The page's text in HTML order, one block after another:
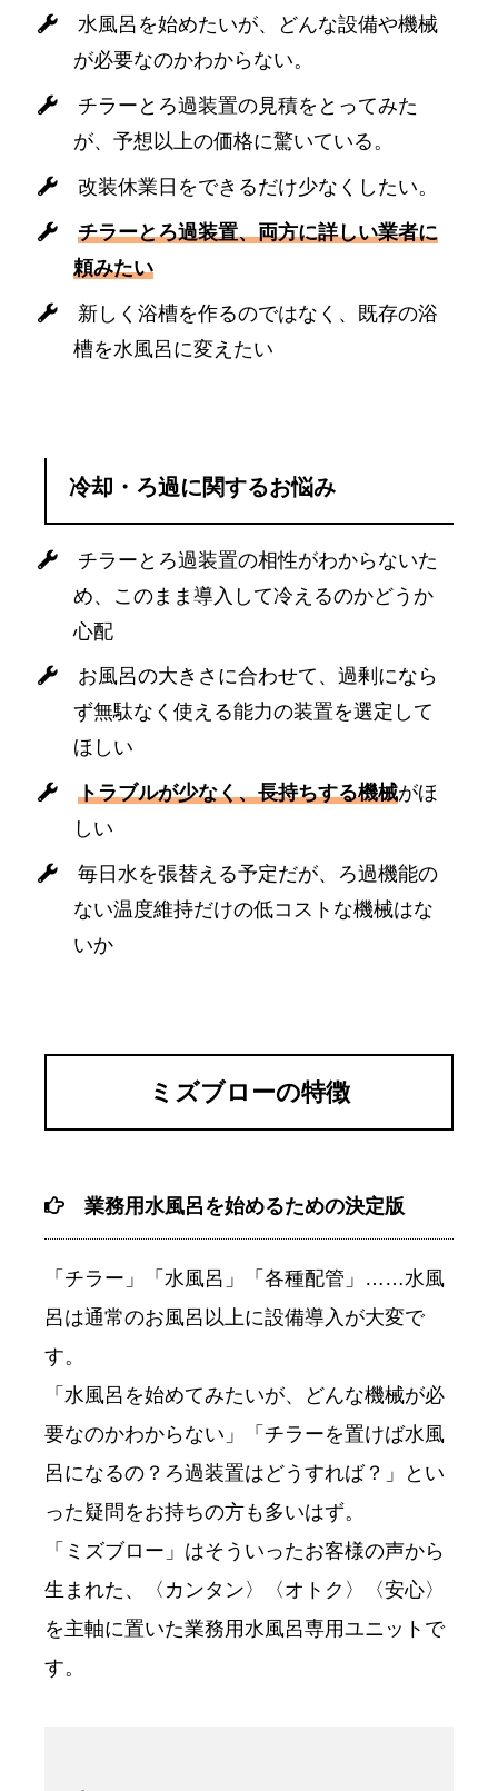
水風呂を始めたいが、どんな設備や機械
が必要なのかわからない。
チラーとろ過装置の見積をとってみた
が、予想以上の価格に驚いている。
改装休業日をできるだけ少なくしたい。
チラーとろ過装置、両方に詳しい業者に
頼みたい
新しく浴槽を作るのではなく、既存の浴
槽を水風呂に変えたい
冷却・ろ過に関するお悩み
チラーとろ過装置の相性がわからないた
め、このまま導入して冷えるのかどうか
心配
お風呂の大きさに合わせて、過剰になら
ず無駄なく使える能力の装置を選定して
ほしい
トラブルが少なく、長持ちする機械がほ
しい
毎日水を張替える予定だが、ろ過機能の
ない温度維持だけの低コストな機械はな
いか
ミズブローの特徴
業務用水風呂を始めるための決定版
「チラー」「水風呂」「各種配管」……水風
呂は通常のお風呂以上に設備導入が大変で
す。
「水風呂を始めてみたいが、どんな機械が必
要なのかわからない」「チラーを置けば水風
呂になるの？ろ過装置はどうすれば？」とい
った疑問をお持ちの方も多いはず。
「ミズブロー」はそういったお客様の声から
生まれた、〈カンタン〉〈オトク〉〈安心〉
を主軸に置いた業務用水風呂専用ユニットで
す。